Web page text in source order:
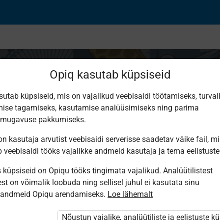
kirjastuse
on?
Opiq kasutab küpsiseid
küpsiseid, mis on vajalikud veebisaidi töötamiseks,
tagamiseks, kasutamise analüüsimiseks ning parima
pakkumiseks.
kasutaja arvutist veebisaidi serverisse saadetav väike fail,
veebisaidi tööks vajalikke andmeid kasutaja ja tema
küpsiseid on Opiqu tööks tingimata vajalikud. Analüütilistest
on võimalik loobuda ning sellisel juhul ei kasutata sinu
Opiqu arendamiseks. Loe lähemalt
Nõustun vajalike, analüütiliste ja eelistuste